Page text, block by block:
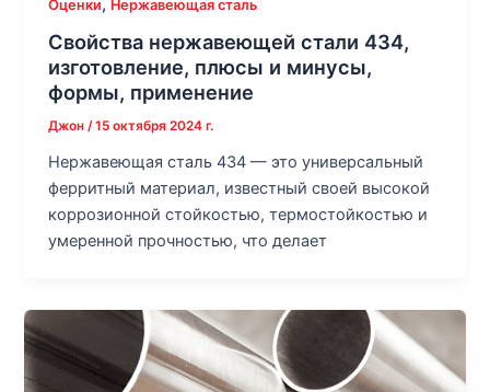
Оценки, Нержавеющая сталь
Свойства нержавеющей стали 434,
изготовление, плюсы и минусы,
формы, применение
Джон/15 октября 2024 г.
Нержавеющая сталь 434 — это универсальный
ферритный материал, известный своей высокой
коррозионной стойкостью, термостойкостью и
умеренной прочностью, что делает